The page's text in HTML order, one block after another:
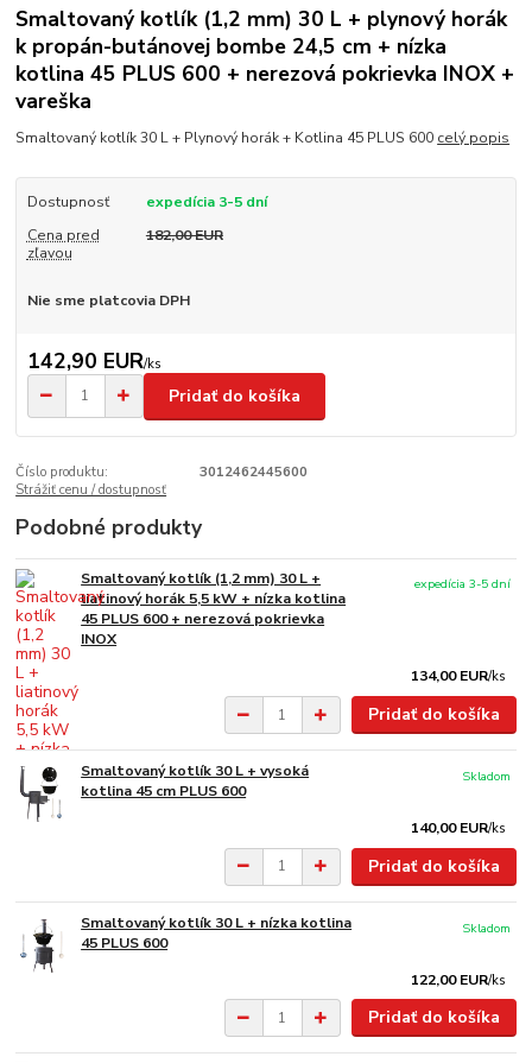
Smaltovaný kotlík (1,2 mm) 30 L + plynový horák
k propán-butánovej bombe 24,5 cm + nízka
kotlina 45 PLUS 600 + nerezová pokrievka INOX +
vareška
Smaltovaný kotlík 30 L + Plynový horák + Kotlina 45 PLUS 600 celý popis
Dostupnosť
expedícia 3-5 dní
Cena pred
zľavou
182,00 EUR
Nie sme platcovia DPH
142,90 EUR/ks
Pridať do košíka
Číslo produktu:
3012462445600
Strážiť cenu / dostupnosť
Podobné produkty
Smaltovaný kotlík (1,2 mm) 30 L +
liatinový horák 5,5 kW + nízka kotlina
45 PLUS 600 + nerezová pokrievka
INOX
134,00 EUR/ks
expedícia 3-5 dní
Pridať do košíka
Smaltovaný kotlík 30 L + vysoká
kotlina 45 cm PLUS 600
140,00 EUR/ks
Skladom
Pridať do košíka
Smaltovaný kotlík 30 L + nízka kotlina
45 PLUS 600
122,00 EUR/ks
Skladom
Pridať do košíka